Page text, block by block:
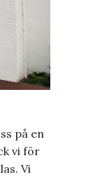
på en
vi för
Vi